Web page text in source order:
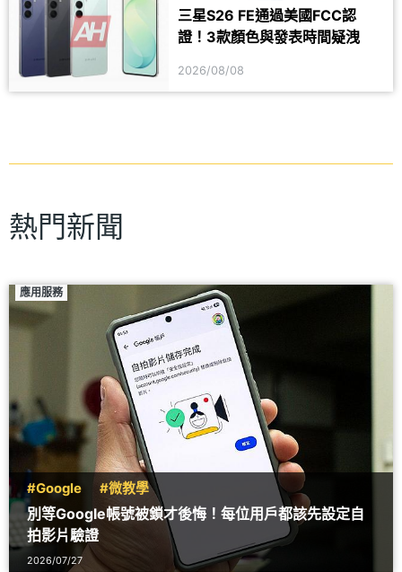
三星S26 FE通過美國FCC認
證！3款顏色與發表時間疑洩
2026/08/08
熱門新聞
應用服務
#Google #微教學
別等Google帳號被鎖才後悔！每位用戶都該先設定自
拍影片驗證
2026/07/27